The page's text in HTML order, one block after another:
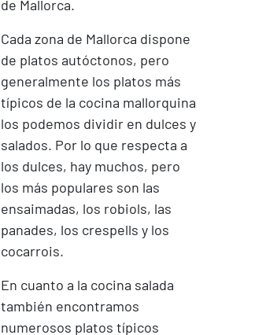
de Mallorca.
Cada zona de Mallorca dispone
de platos autóctonos, pero
generalmente los platos más
típicos de la cocina mallorquina
los podemos dividir en dulces y
salados. Por lo que respecta a
los dulces, hay muchos, pero
los más populares son las
ensaimadas, los robiols, las
panades, los crespells y los
cocarrois.
En cuanto a la cocina salada
también encontramos
numerosos platos típicos